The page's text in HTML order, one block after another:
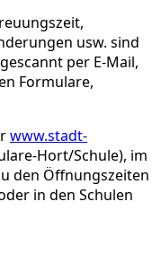
usw. sind
per E-Mail,
Formulare,
www.stadt-
Hort/Schule), im
den Öffnungszeiten
in den Schulen